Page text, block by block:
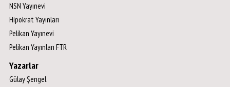
NSN Yayınevi
Hipokrat Yayınları
Pelikan Yayınevi
Pelikan Yayınları FTR
Yazarlar
Gülay Şengel